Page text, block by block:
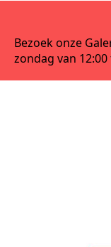
Bezoek onze
zondag van